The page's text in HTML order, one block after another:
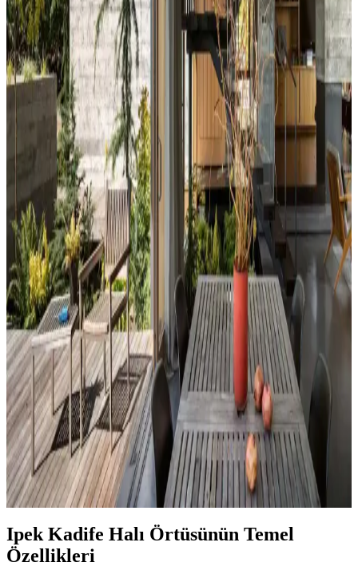
Kahvaltı köşelerinde ahşap ve sentetik deri sandalyeler, dayanıklılık
ve temizlik kolaylığı sunar. Minder ve özel tasarım halılarla konfor
ve estetik dengelenir, mekanın atmosferi güçlenir.
Perde Rengine Uyumlu Nevresim Seçimi: Renk ve
Desenlerle Dekorasyonda Denge Sağlama
Perde ve nevresim uyumu, krem ve magnolia tonlarındaki odalarda
mekanın estetiğini artırır. Kırmızı, kahverengi ve turuncu tonlarıyla
uyumlu renk ve desen önerileri sunulmaktadır.
Ev Dekorasyonunda Denge ve Fonksiyonellik: Renk
Uyumu, Mobilya Yerleşimi ve Estetik İncelemesi
Reddit tartışması üzerinden ev dekorasyonunda renk uyumu,
mobilya yerleşimi ve aksesuar dengesi gibi unsurların yaşam
alanlarının estetik ve fonksiyonelliğini nasıl etkilediği inceleniyor.
Hermes Dekor Ürünleri İncelemesi: Ella'dan
Alışveriş ve Ürün Kalitesi Değerlendirmesi
Ella satıcısından alınan Hermes dekor ürünleri, yüksek deri kalitesi
ve detaylı işçiliğiyle öne çıkıyor. Ürünlerin boyutları beklentileri
aşarken, fiyat ve orijinallik tartışmaları da dikkat çekiyor.
Veranda Dekorasyonunda Bitki Seçimi, Aydınlatma
ve Mobilya Düzenlemeleriyle Estetik İyileştirme
Yöntemleri
Veranda dekorasyonunda bitkiler, halılar, aydınlatma ve mobilyaların
uyumlu kullanımı mekânı daha davetkâr ve fonksiyonel kılar. Doğru
seçimler verandanın atmosferini ve dış görünümünü güçlendirir.
Ipek Kadife Halı Örtüsünün Temel
Özellikleri